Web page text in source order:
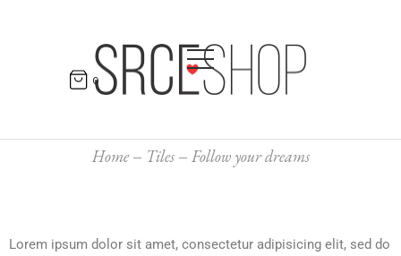
0
Home Tiles Follow your dreams
Lorem ipsum dolor sit amet, consectetur adipisicing elit, sed do